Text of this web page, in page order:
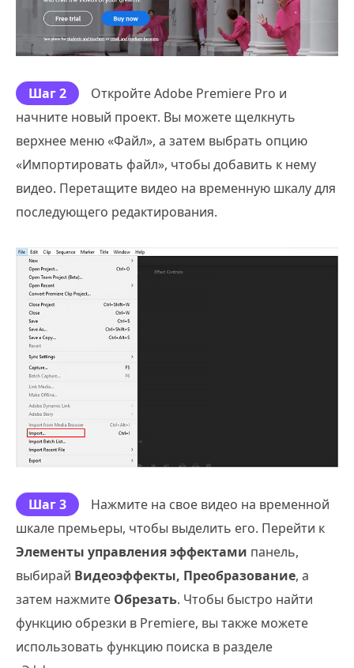
Шаг 2
Откройте Adobe Premiere Pro и
начните новый проект. Вы можете щелкнуть
верхнее меню «Файл», а затем выбрать опцию
«Импортировать файл», чтобы добавить к нему
видео. Перетащите видео на временную шкалу для
последующего редактирования.
Шаг 3
Нажмите на свое видео на временной
шкале премьеры, чтобы выделить его. Перейти к
Элементы управления эффектами панель,
выбирай Видеоэффекты, Преобразование, а
затем нажмите Обрезать. Чтобы быстро найти
функцию обрезки в Premiere, вы также можете
использовать функцию поиска в разделе